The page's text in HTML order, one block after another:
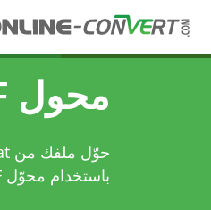
محول TIF إلى MKV
باستخدام محوّل TIF إلى MKV